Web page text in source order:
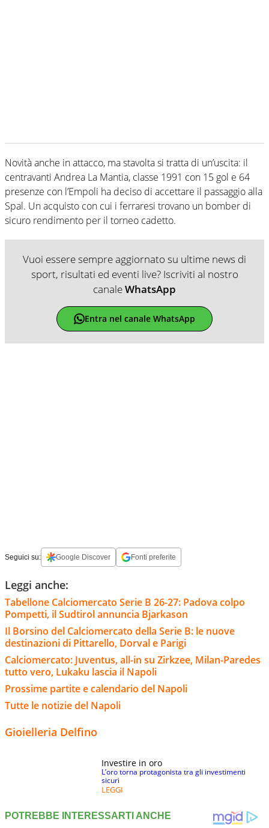
Novità anche in attacco, ma stavolta si tratta di un’uscita: il
centravanti Andrea La Mantia, classe 1991 con 15 gol e 64
presenze con l’Empoli ha deciso di accettare il passaggio alla
Spal. Un acquisto con cui i ferraresi trovano un bomber di
sicuro rendimento per il torneo cadetto.
Vuoi essere sempre aggiornato su ultime news di
sport, risultati ed eventi live? Iscriviti al nostro
canaleWhatsApp
Entra nel canale WhatsApp
Seguici su: Google Discover Fonti preferite
Leggi anche:
Tabellone Calciomercato Serie B 26-27: Padova colpo
Pompetti, il Sudtirol annuncia Bjarkason
Il Borsino del Calciomercato della Serie B: le nuove
destinazioni di Pittarello, Dorval e Parigi
Calciomercato: Juventus, all-in su Zirkzee, Milan-Paredes
tutto vero, Lukaku lascia il Napoli
Prossime partite e calendario del Napoli
Tutte le notizie del Napoli
Gioielleria Delfino
Investire in oro
L’oro torna protagonista tra gli investimenti
sicuri
LEGGI